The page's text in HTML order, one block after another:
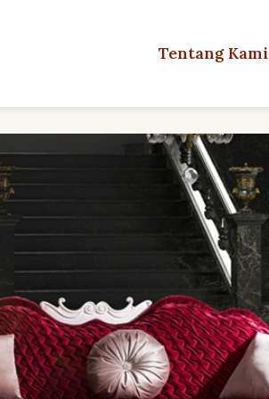
Tentang Kami